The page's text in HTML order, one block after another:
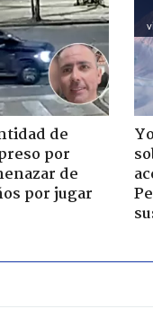
de
por
de
por jugar